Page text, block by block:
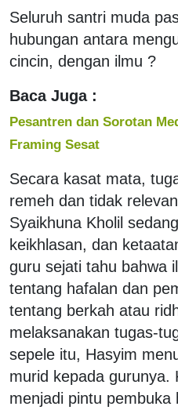
Seluruh santri muda
hubungan antara
cincin, dengan ilmu ?
Baca Juga :
Pesantren dan Sorotan
Framing Sesat
Secara kasat mata,
remeh dan tidak
Syaikhuna Kholil
keikhlasan, dan
guru sejati tahu bahwa
tentang hafalan dan
tentang berkah atau
melaksanakan tugas-
sepele itu, Hasyim
murid kepada gurunya.
menjadi pintu pembuka